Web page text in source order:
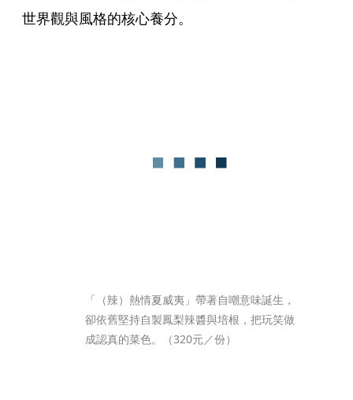
世界觀與風格的核心養分。
「（辣）熱情夏威夷」帶著自嘲意味誕生，
卻依舊堅持自製鳳梨辣醬與培根，把玩笑做
成認真的菜色。（320元／份）